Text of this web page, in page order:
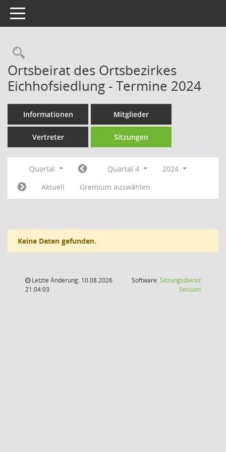
Toggle navigation
Rechercheauswahl
Ortsbeirat des Ortsbezirkes
Eichhofsiedlung - Termine 2024
Informationen Mitglieder
Vertreter Sitzungen
Quartal Quartal 4
2024
Aktuell
Gremium auswählen
Keine Daten gefunden.
Letzte Änderung: 10.08.2026
21:04:03
Software:Sitzungsdienst
Session(Wird in